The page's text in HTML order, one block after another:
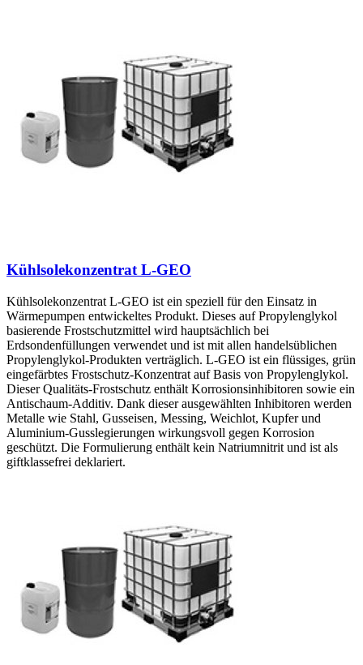
Kühlsolekonzentrat L-GEO
Kühlsolekonzentrat L-GEO ist ein speziell für den Einsatz in
Wärmepumpen entwickeltes Produkt. Dieses auf Propylenglykol
basierende Frostschutzmittel wird hauptsächlich bei
Erdsondenfüllungen verwendet und ist mit allen handelsüblichen
Propylenglykol-Produkten verträglich. L-GEO ist ein flüssiges, grün
eingefärbtes Frostschutz-Konzentrat auf Basis von Propylenglykol.
Dieser Qualitäts-Frostschutz enthält Korrosionsinhibitoren sowie ein
Antischaum-Additiv. Dank dieser ausgewählten Inhibitoren werden
Metalle wie Stahl, Gusseisen, Messing, Weichlot, Kupfer und
Aluminium-Gusslegierungen wirkungsvoll gegen Korrosion
geschützt. Die Formulierung enthält kein Natriumnitrit und ist als
giftklassefrei deklariert.